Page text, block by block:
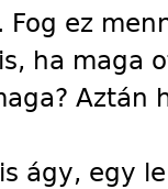
ez
ha maga
ágy, egy